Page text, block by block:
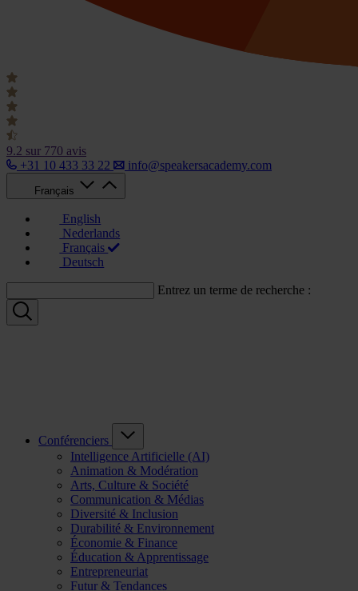
9.2 sur 770 avis
+31 10 433 33 22
info@speakersacademy.com
Français
English
Nederlands
Français
Deutsch
Entrez un terme de recherche :
Conférenciers
Intelligence Artificielle (AI)
Animation & Modération
Arts, Culture & Société
Communication & Médias
Diversité & Inclusion
Durabilité & Environnement
Économie & Finance
Éducation & Apprentissage
Entrepreneuriat
Futur & Tendances